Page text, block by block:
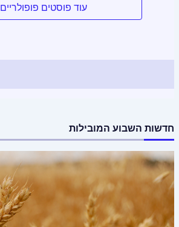
עוד פוסטים פופולריים
חדשות השבוע המובילות